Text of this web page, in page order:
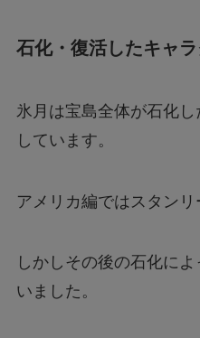
石化・復活したキャラ
氷月は宝島全体が石化
しています。
アメリカ編ではスタンリ
しかしその後の石化に
いました。